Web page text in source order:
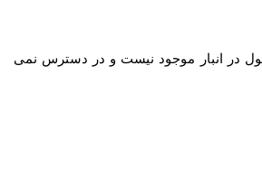
در انبار موجود نیست و در دسترس نمی